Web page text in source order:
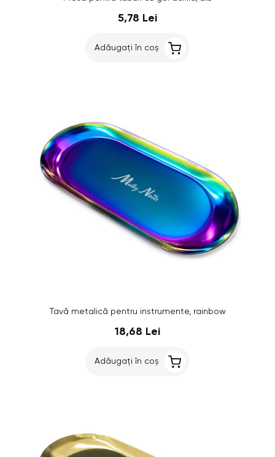
5,78 Lei
Adăugați în coș
Tavă metalică pentru instrumente, rainbow
18,68 Lei
Adăugați în coș